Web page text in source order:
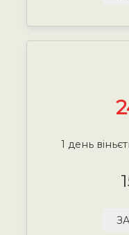
1 день